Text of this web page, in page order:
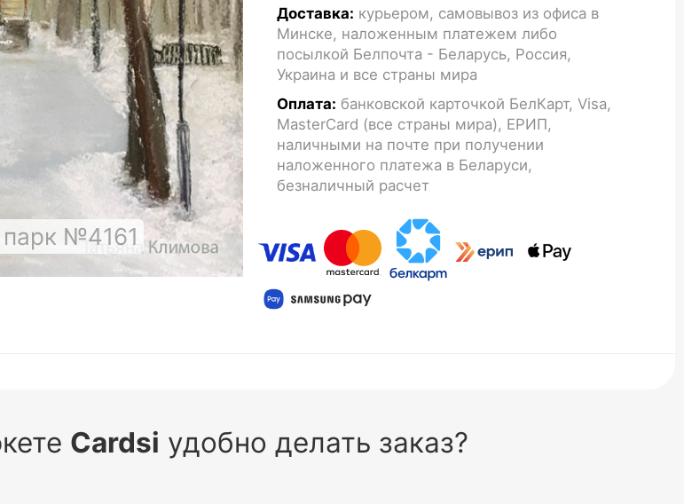
№4161
Доставка: курьером, самовывоз из офиса в
Минске, наложенным платежем либо
посылкой Белпочта - Беларусь, Россия,
Украина и все страны мира
Оплата: банковской карточкой БелКарт, Visa,
MasterCard (все страны мира), ЕРИП,
наличными на почте при получении
наложенного платежа в Беларуси,
безналичный расчет
Cardsi удобно делать заказ?